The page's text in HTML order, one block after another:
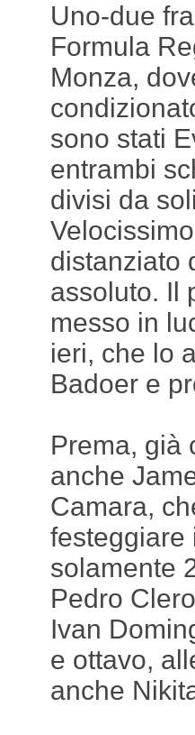
Uno-due
Formula
Monza,
sono stati
entrambi
divisi da
distanziato
assoluto. Il
messo in
ieri, che lo
Badoer e
Prema, già
anche
Camara,
festeggiare
solamente
Pedro
Ivan
e ottavo,
anche